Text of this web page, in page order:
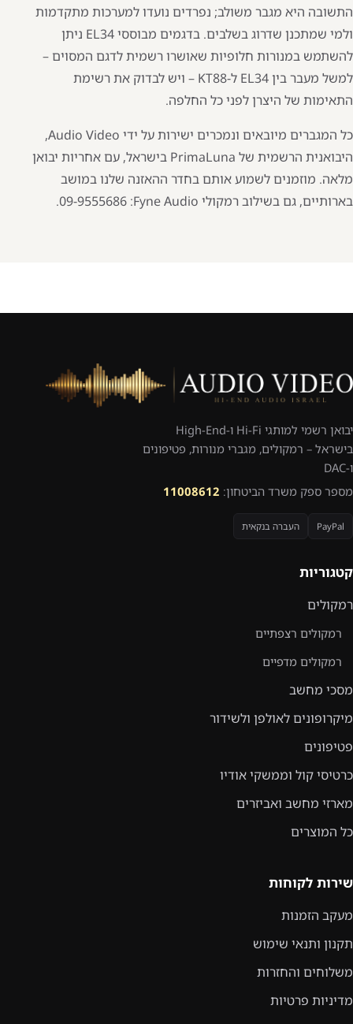
התשובה היא מגבר משולב; נפרדים נועדו למערכות מתקדמות
ולמי שמתכנן שדרוג בשלבים. בדגמים מבוססי EL34 ניתן
להשתמש במנורות חלופיות שאושרו רשמית לדגם המסוים –
למשל מעבר בין EL34 ל-KT88 – ויש לבדוק את רשימת
התאימות של היצרן לפני כל החלפה.
כל המגברים מיובאים ונמכרים ישירות על ידי Audio Video,
היבואנית הרשמית של PrimaLuna בישראל, עם אחריות יבואן
מלאה. מוזמנים לשמוע אותם בחדר ההאזנה שלנו במושב
בארותיים, גם בשילוב רמקולי Fyne Audio
:
09-9555686
.
יבואן רשמי למותגי Hi-Fi ו-High-End
בישראל – רמקולים, מגברי מנורות, פטיפונים
ו-DAC
מספר ספק משרד הביטחון: 11008612
PayPal העברה בנקאית
קטגוריות
רמקולים
רמקולים רצפתיים
רמקולים מדפיים
מסכי מחשב
מיקרופונים לאולפן ולשידור
פטיפונים
כרטיסי קול וממשקי אודיו
מארזי מחשב ואביזרים
כל המוצרים
שירות לקוחות
מעקב הזמנות
תקנון ותנאי שימוש
משלוחים והחזרות
מדיניות פרטיות